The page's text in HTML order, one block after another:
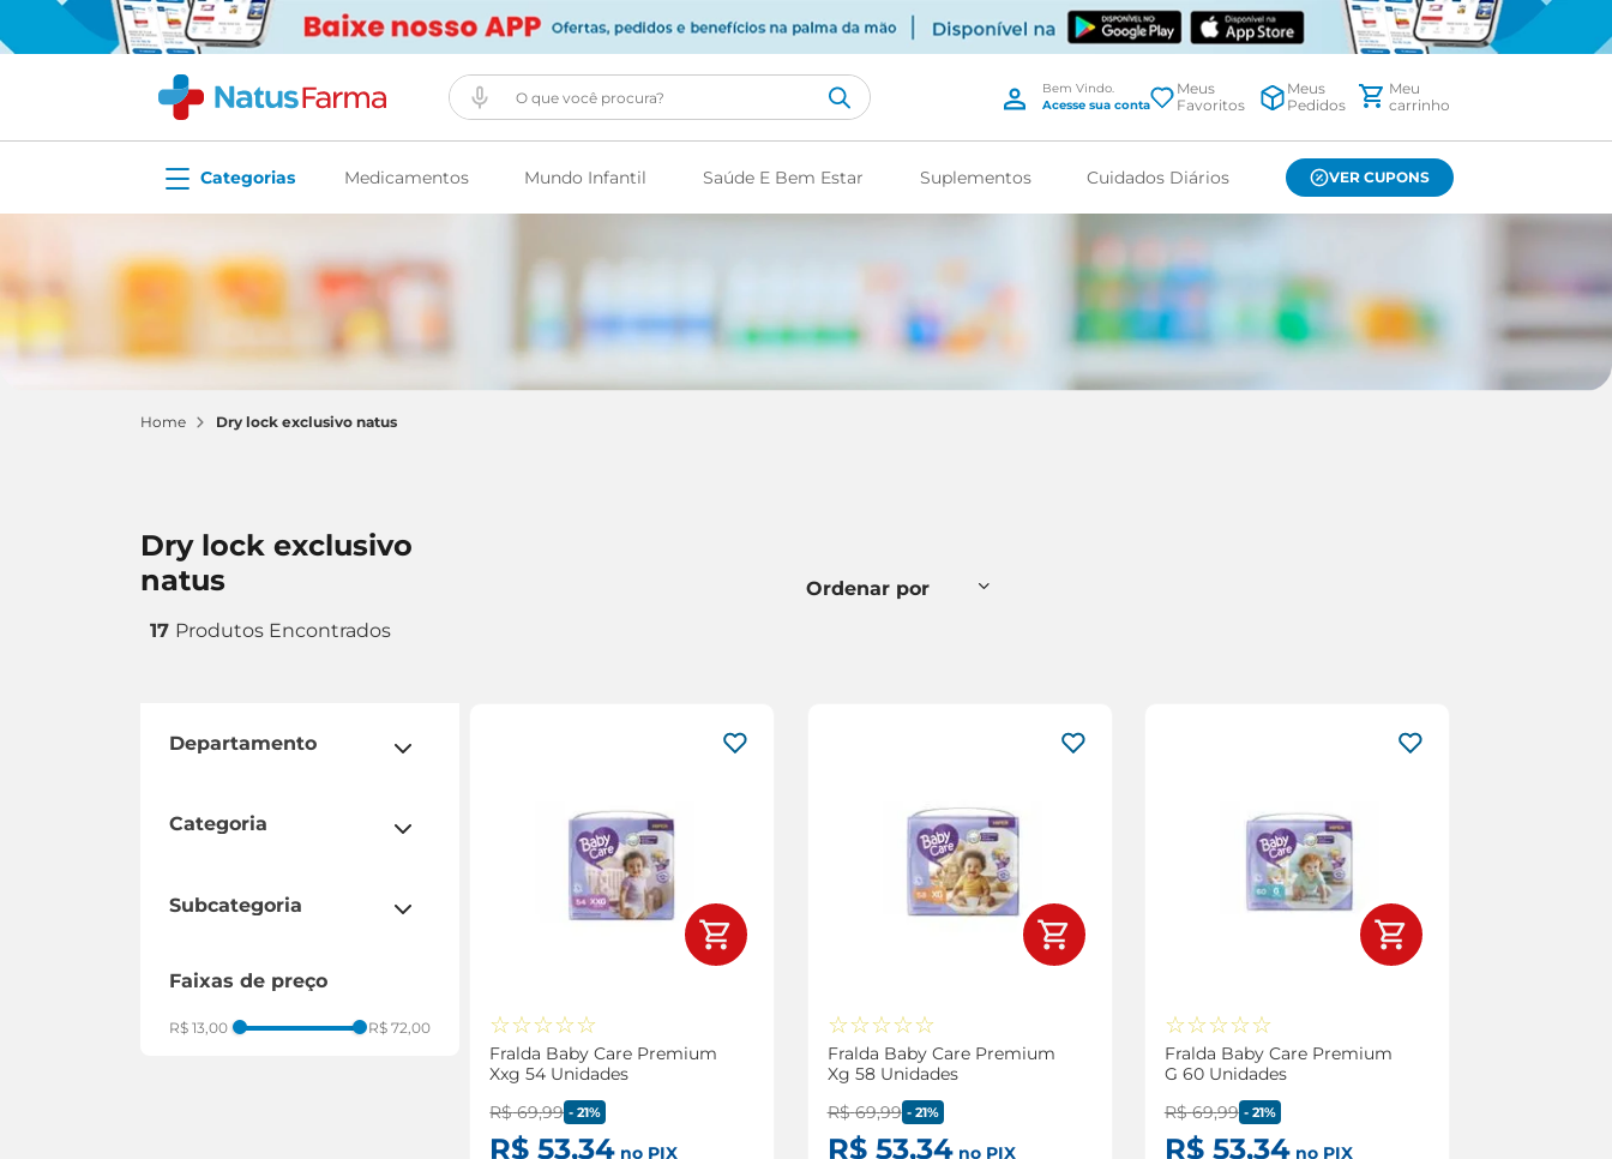
O que você procura?
Meus
Favoritos
Meus
Pedidos
Medicamentos Mundo Infantil Saúde E Bem Estar Suplementos Cuidados Diários VER CUPONS
dry lock exclusivo natus
dry lock exclusivo
natus
17
departamento
saúde e bem estar
categoria
incontinência adulta
subcategoria
fralda geriátrica
faixas de preço
R$ 13,00 R$ 72,00 ☆☆☆☆☆
Fralda Baby Care Premium
Xxg 54 Unidades
R$ 69,99 -21%
R$ 53,34 no PIX
☆☆☆☆☆
Fralda Baby Care Premium
Xg 58 Unidades
R$ 69,99 - 21%
R$ 53,34no PIX
☆☆☆☆☆
Fralda Baby Care Premium
G 60 Unidades
R$ 69,99 - 21%
R$ 53,34no PIX